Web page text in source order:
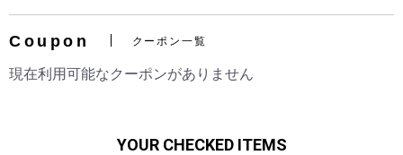
お買い物を続ける
Coupon クーポン一覧
現在利用可能なクーポンがありません
YOUR CHECKED ITEMS